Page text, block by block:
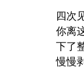
四次
你离
下了
慢慢